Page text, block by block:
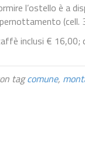
l’ostello è a
inclusi €
tagcomune,